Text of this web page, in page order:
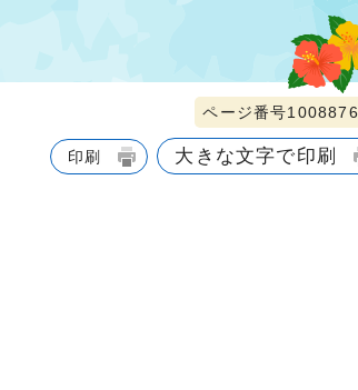
ページ番号1008876
印刷 大きな文字で印刷